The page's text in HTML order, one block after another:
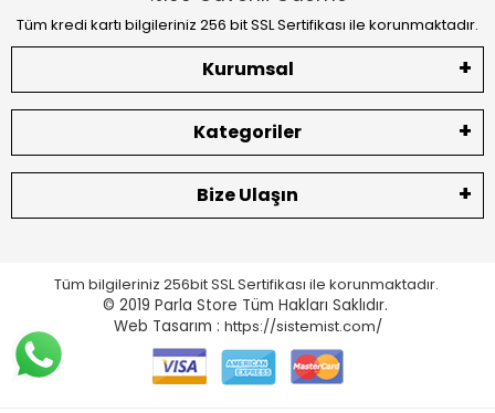
Tüm kredi kartı bilgileriniz 256 bit SSL Sertifikası ile korunmaktadır.
Kurumsal
Kategoriler
Bize Ulaşın
Tüm bilgileriniz 256bit SSL Sertifikası ile korunmaktadır.
© 2019 Parla Store Tüm Hakları Saklıdır.
Web Tasarım : https://sistemist.com/